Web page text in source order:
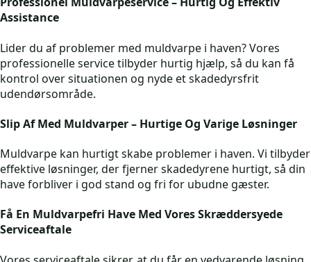
Assistance
Lider du af problemer med muldvarpe i haven? Vores
professionelle service tilbyder hurtig hjælp, så du kan få
kontrol over situationen og nyde et skadedyrsfrit
udendørsområde.
Slip Af Med Muldvarper – Hurtige Og Varige Løsninger
Muldvarpe kan hurtigt skabe problemer i haven. Vi tilbyder
effektive løsninger, der fjerner skadedyrene hurtigt, så din
have forbliver i god stand og fri for ubudne gæster.
Få En Muldvarpefri Have Med Vores Skræddersyede
Serviceaftale